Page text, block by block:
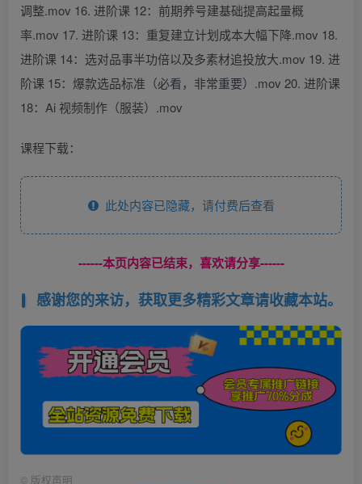
调整.mov 16. 进阶课 12：前期养号建基础提高起量概
率.mov 17. 进阶课 13：重复建立计划成本大幅下降.mov 18.
进阶课 14：选对品事半功倍以及多素材追投放大.mov 19. 进
阶课 15：爆款选品标准（必看，非常重要）.mov 20. 进阶课
18：Ai 视频制作（服装）.mov
课程下载：
此处内容已隐藏，请付费后查看
------本页内容已结束，喜欢请分享------
感谢您的来访，获取更多精彩文章请收藏本站。
© 版权声明